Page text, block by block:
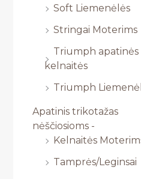
Soft Liemenėlės
Stringai Moterims
Triumph apatinės
kelnaitės
Triumph
Apatinis trikotažas
nėščiosioms -
Kelnaitės
Tamprės/Leginsai